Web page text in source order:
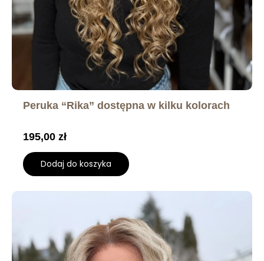
Peruka “Rika” dostępna w kilku kolorach
195,00zł
Dodaj do koszyka